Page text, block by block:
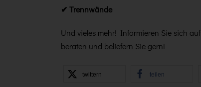
✔ Trennwände
Und vieles mehr! Informieren Sie sich auf
beraten und beliefern Sie gern!
twittern teilen